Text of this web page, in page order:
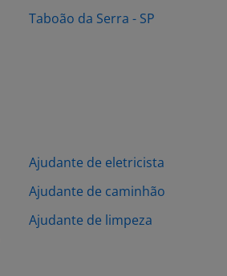
Taboão da Serra - SP
Ajudante de eletricista
Ajudante de caminhão
Ajudante de limpeza